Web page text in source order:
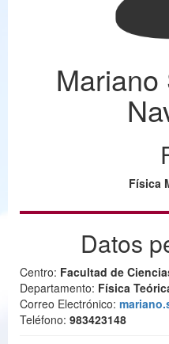
Física
Datos
Centro: Facultad de
Departamento: Física
Correo Electrónico:
Teléfono: 983423148